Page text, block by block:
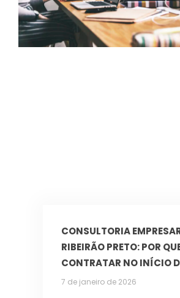
CONSULTORIA
RIBEIRÃO PRETO: POR
CONTRATAR NO INÍCIO
7 de janeiro de 2026